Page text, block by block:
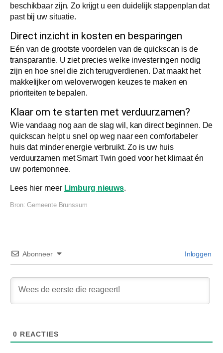
beschikbaar zijn. Zo krijgt u een duidelijk stappenplan dat
past bij uw situatie.
Direct inzicht in kosten en besparingen
Eén van de grootste voordelen van de quickscan is de
transparantie. U ziet precies welke investeringen nodig
zijn en hoe snel die zich terugverdienen. Dat maakt het
makkelijker om weloverwogen keuzes te maken en
prioriteiten te bepalen.
Klaar om te starten met verduurzamen?
Wie vandaag nog aan de slag wil, kan direct beginnen. De
quickscan helpt u snel op weg naar een comfortabeler
huis dat minder energie verbruikt. Zo is uw huis
verduurzamen met Smart Twin goed voor het klimaat én
uw portemonnee.
Lees hier meer Limburg nieuws.
Bron:Gemeente Brunssum
Abonneer Inloggen
0 REACTIES